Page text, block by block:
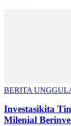
BERITA
Investasikita
Milenial